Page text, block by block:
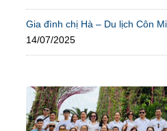
Gia đình chị Hà – Du lịch Côn
14/07/2025